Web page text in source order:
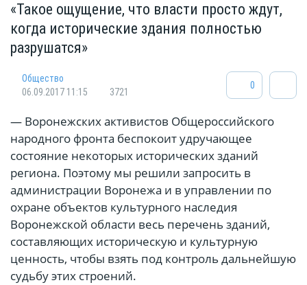
«Такое ощущение, что власти просто ждут,
когда исторические здания полностью
разрушатся»
Общество
06.09.2017 11:15
3721
0
— Воронежских активистов Общероссийского
народного фронта беспокоит удручающее
состояние некоторых исторических зданий
региона. Поэтому мы решили запросить в
администрации Воронежа и в управлении по
охране объектов культурного наследия
Воронежской области весь перечень зданий,
составляющих историческую и культурную
ценность, чтобы взять под контроль дальнейшую
судьбу этих строений.